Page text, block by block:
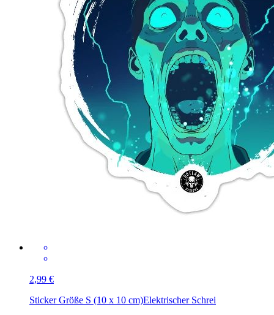
2,99 €
Sticker Größe S (10 x 10 cm)Elektrischer Schrei